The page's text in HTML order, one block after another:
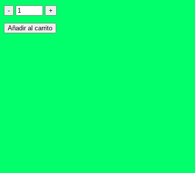
New
Fire
Helicóptero
De
Añadir al carrito